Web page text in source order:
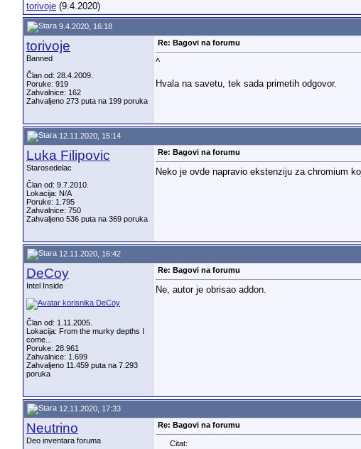
torivoje(9.4.2020)
9.4.2020, 16:18
torivoje
Banned
Član od: 28.4.2009.
Poruke: 919
Zahvalnice: 162
Zahvaljeno 273 puta na 199 poruka
Re: Bagovi na forumu
^
Hvala na savetu, tek sada primetih odgovor.
12.11.2020, 15:14
Luka Filipovic
Starosedelac
Član od: 9.7.2010.
Lokacija: N/A
Poruke: 1.795
Zahvalnice: 750
Zahvaljeno 536 puta na 369 poruka
Re: Bagovi na forumu
Neko je ovde napravio ekstenziju za chromium
12.11.2020, 16:42
DeCoy
Intel Inside
Član od: 1.11.2005.
Lokacija: From the murky depths I
come...
Poruke: 28.961
Zahvalnice: 1.699
Zahvaljeno 11.459 puta na 7.293
poruka
Re: Bagovi na forumu
Ne, autor je obrisao addon.
12.11.2020, 17:33
Neutrino
Deo inventara foruma
Re: Bagovi na forumu
Citat: